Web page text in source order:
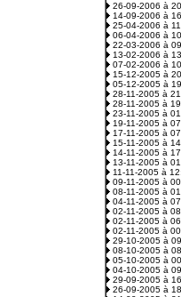
26-09-2006 à
14-09-2006 à
25-04-2006 à
06-04-2006 à
22-03-2006 à
13-02-2006 à
07-02-2006 à
15-12-2005 à
05-12-2005 à
28-11-2005 à
28-11-2005 à
23-11-2005 à
19-11-2005 à
17-11-2005 à
15-11-2005 à
14-11-2005 à
13-11-2005 à
11-11-2005 à
09-11-2005 à
08-11-2005 à
04-11-2005 à
02-11-2005 à
02-11-2005 à
02-11-2005 à
29-10-2005 à
08-10-2005 à
05-10-2005 à
04-10-2005 à
29-09-2005 à
26-09-2005 à